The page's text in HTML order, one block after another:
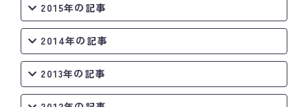
2015年の記事
2014年の記事
2013年の記事